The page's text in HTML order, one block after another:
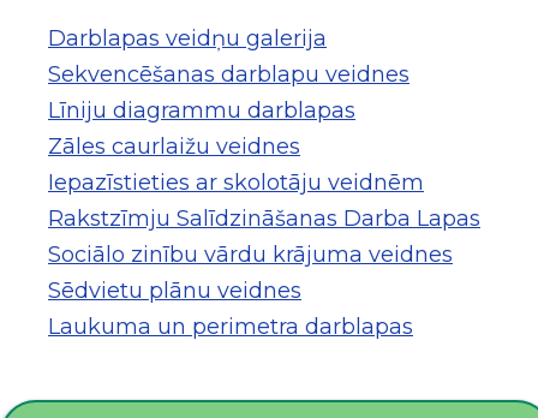
Darblapas veidņu galerija
Sekvencēšanas darblapu veidnes
Līniju diagrammu darblapas
Zāles caurlaižu veidnes
Iepazīstieties ar skolotāju veidnēm
Rakstzīmju Salīdzināšanas Darba Lapas
Sociālo zinību vārdu krājuma veidnes
Sēdvietu plānu veidnes
Laukuma un perimetra darblapas